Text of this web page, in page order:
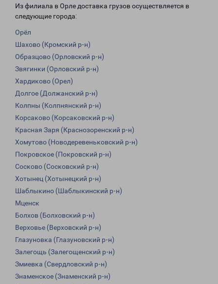
Из филиала в Орле доставка грузов осуществляется в
следующие города:
Орёл
Шахово (Кромский р-н)
Образцово (Орловский р-н)
Звягинки (Орловский р-н)
Хардиково (Орел)
Долгое (Должанский р-н)
Колпны (Колпнянский р-н)
Корсаково (Корсаковский р-н)
Красная Заря (Краснозоренский р-н)
Хомутово (Новодеревеньковский р-н)
Покровское (Покровский р-н)
Сосково (Сосковский р-н)
Хотынец (Хотынецкий р-н)
Шаблыкино (Шаблыкинский р-н)
Мценск
Болхов (Болховский р-н)
Верховье (Верховский р-н)
Глазуновка (Глазуновский р-н)
Залегощь (Залегощенский р-н)
Змиевка (Свердловский р-н)
Знаменское (Знаменский р-н)